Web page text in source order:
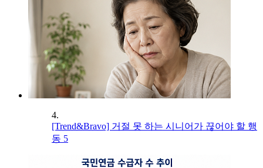
4.
[Trend&Bravo] 거절 못 하는 시니어가 끊어야 할 행
동 5